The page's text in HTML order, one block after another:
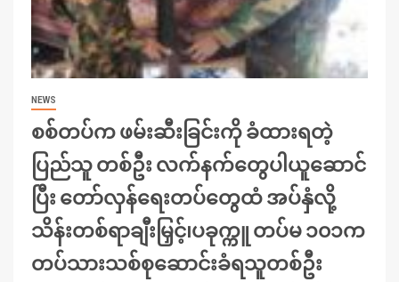
NEWS
စစ်တပ်က ဖမ်းဆီးခြင်းကို ခံထားရတဲ့
ပြည်သူ တစ်ဦး လက်နက်တွေပါယူဆောင်
ပြီး တော်လှန်ရေးတပ်တွေထံ အပ်နှံလို့
သိန်းတစ်ရာချီးမြှင့်၊ပခုက္ကူ တပ်မ ၁၀၁က
တပ်သားသစ်စုဆောင်းခံရသူတစ်ဦး